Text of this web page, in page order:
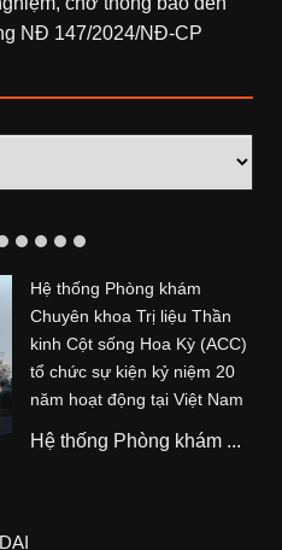
NĐ 147/2024/NĐ-CP
Hệ thống Phòng khám
Chuyên khoa Trị liệu Thần
kinh Cột sống Hoa Kỳ (ACC)
tổ chức sự kiện kỷ niệm 20
năm hoạt động tại Việt Nam
Hệ thống Phòng khám ...